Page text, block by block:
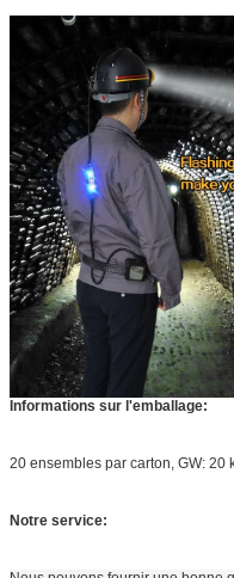
Informations sur l'emballage:
20 ensembles par carton, GW:
Notre service: